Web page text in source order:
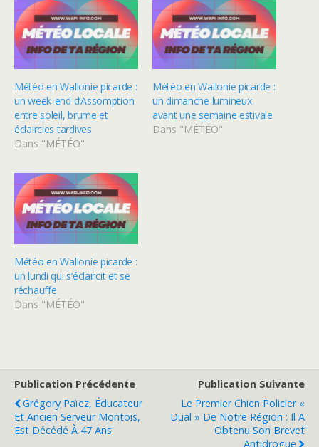
Météo en Wallonie picarde :
un week-end d’Assomption
entre soleil, brume et
éclaircies tardives
Dans "MÉTÉO"
Météo en Wallonie picarde :
un dimanche lumineux
avant une semaine estivale
Dans "MÉTÉO"
Météo en Wallonie picarde :
un lundi qui s’éclaircit et se
réchauffe
Dans "MÉTÉO"
Publication Précédente
Grégory Païez, Éducateur
Et Ancien Serveur Montois,
Est Décédé À 47 Ans
Publication Suivante
Le Premier Chien Policier «
Dual » De Notre Région : Il A
Obtenu Son Brevet
Antidrogue